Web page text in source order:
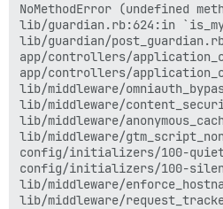
NoMethodError (undefined
lib/guardian.rb:624:in
lib/guardian/
app/controllers/
app/controllers/
lib/middleware/
lib/middleware/
lib/middleware/
lib/middleware/
config/initializers/100-
config/initializers/100-
lib/middleware/
lib/middleware/